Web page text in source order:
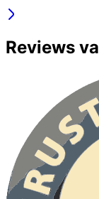
Reviews